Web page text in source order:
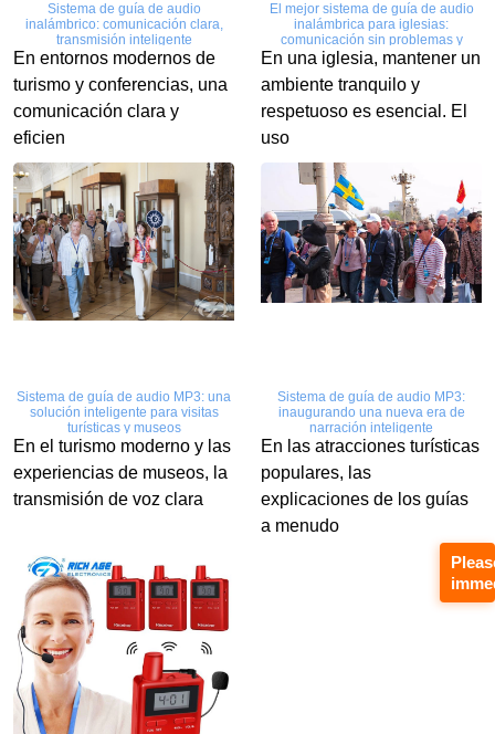
Sistema de guía de audio
inalámbrico: comunicación clara,
transmisión inteligente
En entornos modernos de
turismo y conferencias, una
comunicación clara y
eficien
El mejor sistema de guía de audio
inalámbrica para iglesias:
comunicación sin problemas y
reverente
En una iglesia, mantener un
ambiente tranquilo y
respetuoso es esencial. El
uso
Sistema de guía de audio MP3: una
solución inteligente para visitas
turísticas y museos
En el turismo moderno y las
experiencias de museos, la
transmisión de voz clara
Sistema de guía de audio MP3:
inaugurando una nueva era de
narración inteligente
En las atracciones turísticas
populares, las
explicaciones de los guías
a menudo